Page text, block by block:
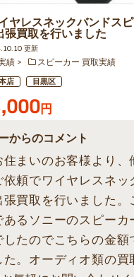
ヤレスネックバンドス
張買取を行いました
更新
績
スピーカー 買取実績
店 目黒区
円
からのコメント
住まいのお客様より、
依頼でワイヤレスネッ
張買取を行いました。
あるソニーのスピーカ
したのでこちらの金額
た。オーディオ類の買